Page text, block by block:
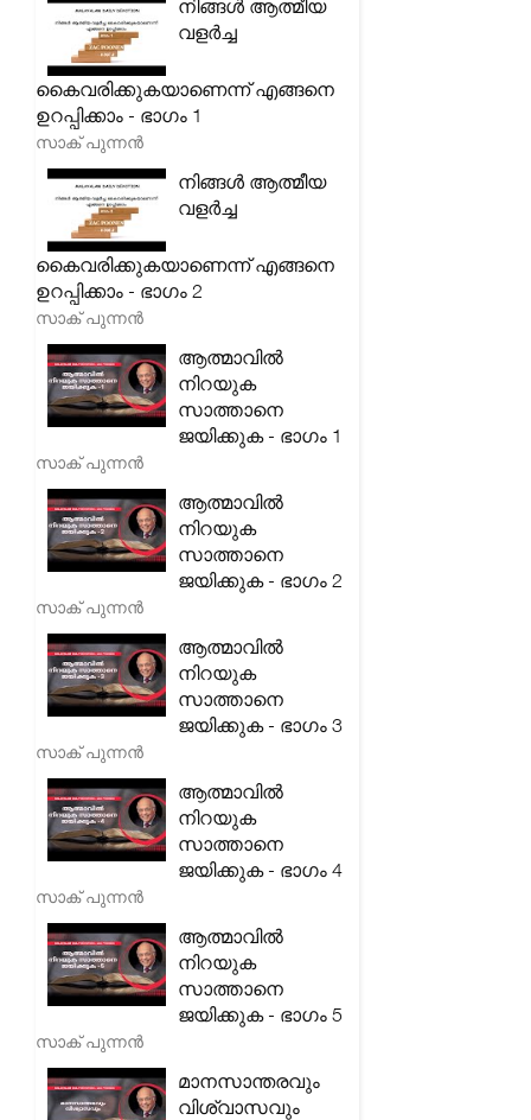
നിങ്ങൾ ആത്മീയ
വളർച്ച
കൈവരിക്കുകയാണെന്ന് എങ്ങനെ
ഉറപ്പിക്കാം - ഭാഗം 1
സാക് പുന്നൻ
നിങ്ങൾ ആത്മീയ
വളർച്ച
കൈവരിക്കുകയാണെന്ന് എങ്ങനെ
ഉറപ്പിക്കാം - ഭാഗം 2
സാക് പുന്നൻ
ആത്മാവിൽ
നിറയുക
സാത്താനെ
ജയിക്കുക - ഭാഗം 1
സാക് പുന്നൻ
ആത്മാവിൽ
നിറയുക
സാത്താനെ
ജയിക്കുക - ഭാഗം 2
സാക് പുന്നൻ
ആത്മാവിൽ
നിറയുക
സാത്താനെ
ജയിക്കുക - ഭാഗം 3
സാക് പുന്നൻ
ആത്മാവിൽ
നിറയുക
സാത്താനെ
ജയിക്കുക - ഭാഗം 4
സാക് പുന്നൻ
ആത്മാവിൽ
നിറയുക
സാത്താനെ
ജയിക്കുക - ഭാഗം 5
സാക് പുന്നൻ
മാനസാന്തരവും
വിശ്വാസവും